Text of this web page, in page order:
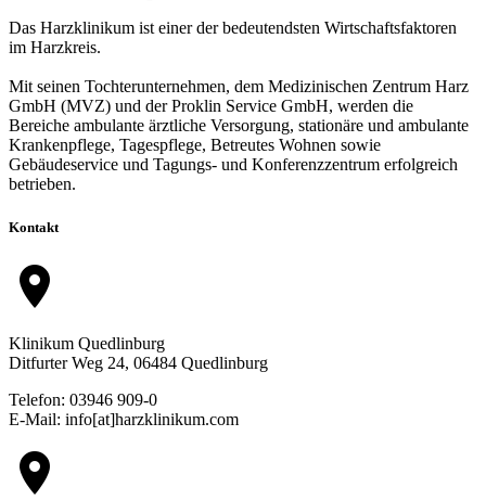
Das Harzklinikum ist einer der bedeutendsten Wirtschaftsfaktoren
im Harzkreis.
Mit seinen Tochterunternehmen, dem Medizinischen Zentrum Harz
GmbH (MVZ) und der Proklin Service GmbH, werden die
Bereiche ambulante ärztliche Versorgung, stationäre und ambulante
Krankenpflege, Tagespflege, Betreutes Wohnen sowie
Gebäudeservice und Tagungs- und Konferenzzentrum erfolgreich
betrieben.
Kontakt
location_on
Klinikum Quedlinburg
Ditfurter Weg 24, 06484 Quedlinburg
Telefon: 03946 909-0
E-Mail: info[at]harzklinikum.com
location_on